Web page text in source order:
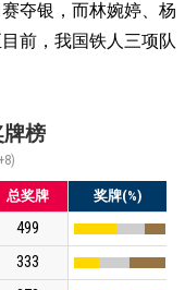
夺银，而林婉婷、杨
前，我国铁人三项队